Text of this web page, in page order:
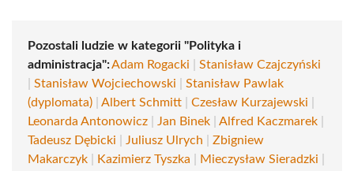
Pozostali ludzie w kategorii "Polityka i
administracja":Adam Rogacki
Stanisław Czajczyński
Stanisław Wojciechowski
Stanisław Pawlak
(dyplomata)
Albert Schmitt Czesław Kurzajewski
Leonarda Antonowicz
Jan Binek Alfred Kaczmarek
Tadeusz Dębicki
Juliusz Ulrych
Zbigniew
Makarczyk
Kazimierz Tyszka Mieczysław Sieradzki